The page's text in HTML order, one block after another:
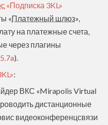
«Подписка 3KL»
«Платежный шлюз»,
на платежные счета,
через плагины
).
:
ВКС «Mirapolis Virtual
дистанционные
видеоконференцсвязи